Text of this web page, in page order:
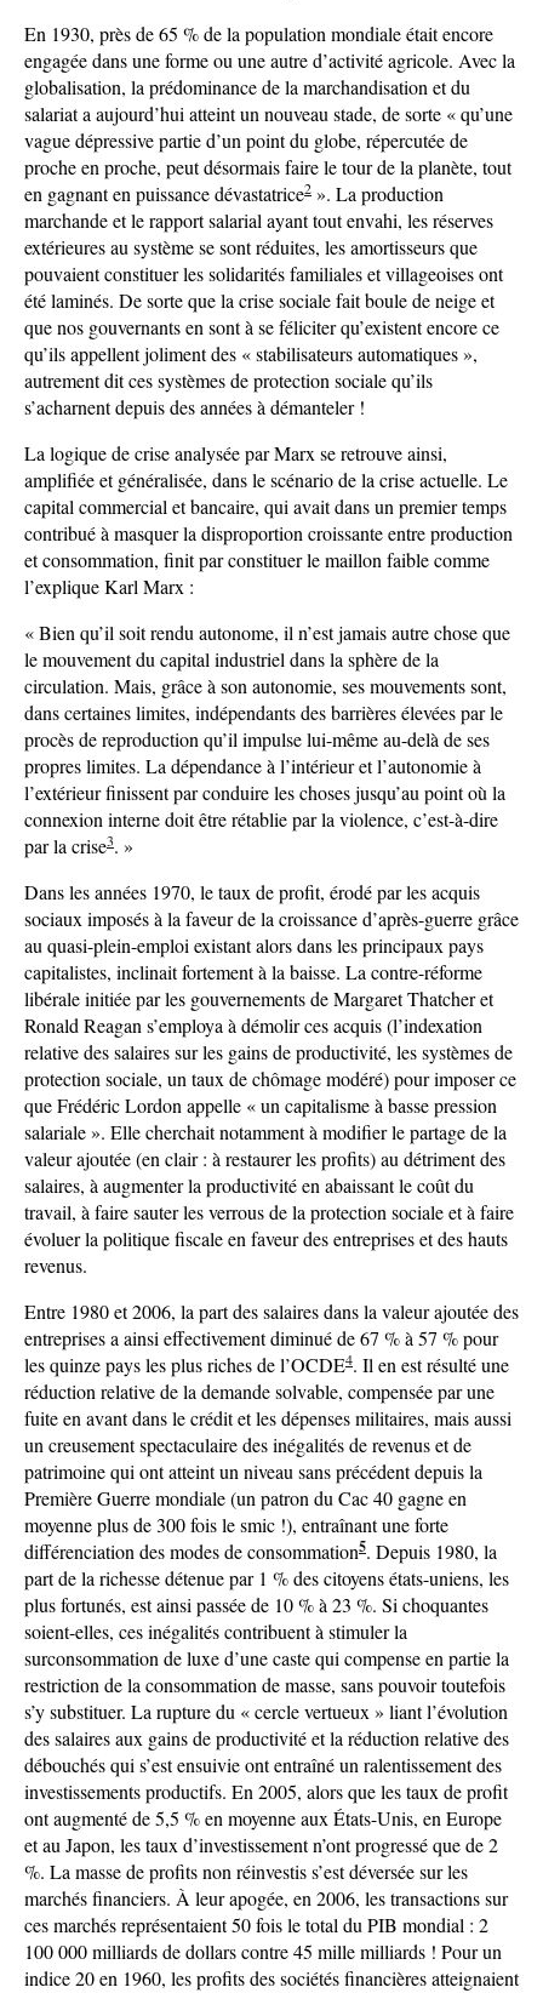
En 1930, près de 65 % de la population mondiale était encore
engagée dans une forme ou une autre d’activité agricole. Avec la
globalisation, la prédominance de la marchandisation et du
salariat a aujourd’hui atteint un nouveau stade, de sorte « qu’une
vague dépressive partie d’un point du globe, répercutée de
proche en proche, peut désormais faire le tour de la planète, tout
en gagnant en puissance dévastatrice2 ». La production
marchande et le rapport salarial ayant tout envahi, les réserves
extérieures au système se sont réduites, les amortisseurs que
pouvaient constituer les solidarités familiales et villageoises ont
été laminés. De sorte que la crise sociale fait boule de neige et
que nos gouvernants en sont à se féliciter qu’existent encore ce
qu’ils appellent joliment des « stabilisateurs automatiques »,
autrement dit ces systèmes de protection sociale qu’ils
s’acharnent depuis des années à démanteler !
La logique de crise analysée par Marx se retrouve ainsi,
amplifiée et généralisée, dans le scénario de la crise actuelle. Le
capital commercial et bancaire, qui avait dans un premier temps
contribué à masquer la disproportion croissante entre production
et consommation, finit par constituer le maillon faible comme
l’explique Karl Marx :
« Bien qu’il soit rendu autonome, il n’est jamais autre chose que
le mouvement du capital industriel dans la sphère de la
circulation. Mais, grâce à son autonomie, ses mouvements sont,
dans certaines limites, indépendants des barrières élevées par le
procès de reproduction qu’il impulse lui-même au-delà de ses
propres limites. La dépendance à l’intérieur et l’autonomie à
l’extérieur finissent par conduire les choses jusqu’au point où la
connexion interne doit être rétablie par la violence, c’est-à-dire
par la crise3. »
Dans les années 1970, le taux de profit, érodé par les acquis
sociaux imposés à la faveur de la croissance d’après-guerre grâce
au quasi-plein-emploi existant alors dans les principaux pays
capitalistes, inclinait fortement à la baisse. La contre-réforme
libérale initiée par les gouvernements de Margaret Thatcher et
Ronald Reagan s’employa à démolir ces acquis (l’indexation
relative des salaires sur les gains de productivité, les systèmes de
protection sociale, un taux de chômage modéré) pour imposer ce
que Frédéric Lordon appelle « un capitalisme à basse pression
salariale ». Elle cherchait notamment à modifier le partage de la
valeur ajoutée (en clair : à restaurer les profits) au détriment des
salaires, à augmenter la productivité en abaissant le coût du
travail, à faire sauter les verrous de la protection sociale et à faire
évoluer la politique fiscale en faveur des entreprises et des hauts
revenus.
Entre 1980 et 2006, la part des salaires dans la valeur ajoutée des
entreprises a ainsi effectivement diminué de 67 % à 57 % pour
les quinze pays les plus riches de l’OCDE4. Il en est résulté une
réduction relative de la demande solvable, compensée par une
fuite en avant dans le crédit et les dépenses militaires, mais aussi
un creusement spectaculaire des inégalités de revenus et de
patrimoine qui ont atteint un niveau sans précédent depuis la
Première Guerre mondiale (un patron du Cac 40 gagne en
moyenne plus de 300 fois le smic !), entraînant une forte
différenciation des modes de consommation5. Depuis 1980, la
part de la richesse détenue par 1 % des citoyens états-uniens, les
plus fortunés, est ainsi passée de 10 % à 23 %. Si choquantes
soient-elles, ces inégalités contribuent à stimuler la
surconsommation de luxe d’une caste qui compense en partie la
restriction de la consommation de masse, sans pouvoir toutefois
s’y substituer. La rupture du « cercle vertueux » liant l’évolution
des salaires aux gains de productivité et la réduction relative des
débouchés qui s’est ensuivie ont entraîné un ralentissement des
investissements productifs. En 2005, alors que les taux de profit
ont augmenté de 5,5 % en moyenne aux États-Unis, en Europe
et au Japon, les taux d’investissement n’ont progressé que de 2
%. La masse de profits non réinvestis s’est déversée sur les
marchés financiers. À leur apogée, en 2006, les transactions sur
ces marchés représentaient 50 fois le total du PIB mondial : 2
100 000 milliards de dollars contre 45 mille milliards ! Pour un
indice 20 en 1960, les profits des sociétés financières atteignaient